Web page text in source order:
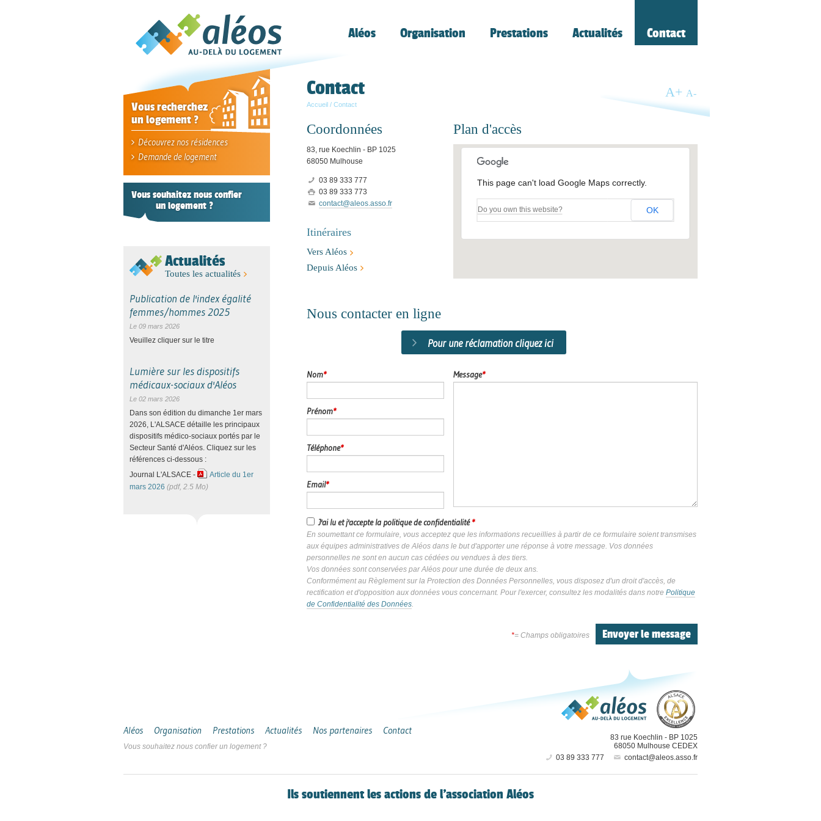
Aléos Organisation Prestations Actualités Contact
A+ A-
Contact
Accueil / Contact
Plan d'accès
This page can't load Google Maps correctly.
Do you own this website? OK
Coordonnées
83, rue Koechlin - BP 1025
68050 Mulhouse
03 89 333 777
03 89 333 773
contact@aleos.asso.fr
Itinéraires
Vers Aléos
Depuis Aléos
Nous contacter en ligne
Pour une réclamation cliquez ici
Nom*
Prénom*
Téléphone*
Email*
Message*
J'ai lu et j'accepte la politique de confidentialité*
En soumettant ce formulaire, vous acceptez que les informations recueillies à partir de ce formulaire soient transmises
aux équipes administratives de Aléos dans le but d'apporter une réponse à votre message. Vos données
personnelles ne sont en aucun cas cédées ou vendues à des tiers.
Vos données sont conservées par Aléos pour une durée de deux ans.
Conformément au Règlement sur la Protection des Données Personnelles, vous disposez d'un droit d'accès, de
rectification et d'opposition aux données vous concernant. Pour l'exercer, consultez les modalités dans notre Politique
de Confidentialité des Données.
*= Champs obligatoires
Vous recherchez
un logement ?
Découvrez nos résidences
Demande de logement
Vous souhaitez nous confier
un logement ?
Actualités
Toutes les actualités
Publication de l'index égalité
femmes/hommes 2025
Le 09 mars 2026
Veuillez cliquer sur le titre
Lumière sur les dispositifs
médicaux-sociaux d'Aléos
Le 02 mars 2026
Dans son édition du dimanche 1er mars
2026, L'ALSACE détaille les principaux
dispositifs médico-sociaux portés par le
Secteur Santé d'Aléos. Cliquez sur les
références ci-dessous :
Journal L'ALSACE -
Article du 1er
mars 2026 (pdf, 2.5 Mo)
Aléos Organisation Prestations Actualités Nos partenaires Contact
Vous souhaitez nous confier un logement ?
83 rue Koechlin - BP 1025
68050 Mulhouse CEDEX
03 89 333 777
contact@aleos.asso.fr
Ils soutiennent les actions de l’association Aléos